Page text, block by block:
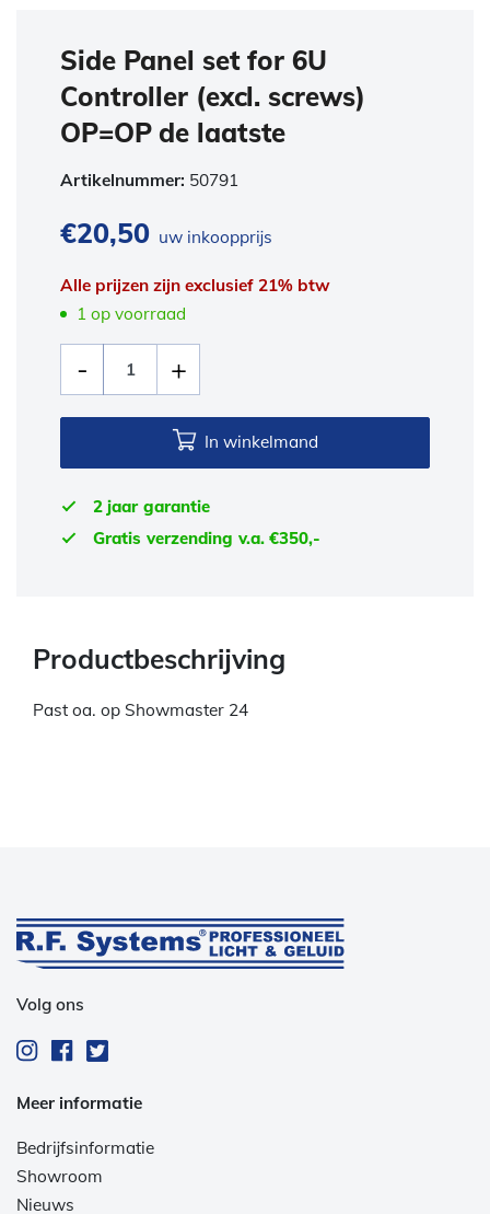
Side Panel set for 6U
Controller (excl. screws)
OP=OP de laatste
Artikelnummer: 50791
€20,50 uw inkoopprijs
Alle prijzen zijn exclusief 21% btw
1 op voorraad
In winkelmand
2 jaar garantie
Gratis verzending v.a. €350,-
Productbeschrijving
Past oa. op Showmaster 24
Volg ons
Meer informatie
Bedrijfsinformatie
Showroom
Nieuws